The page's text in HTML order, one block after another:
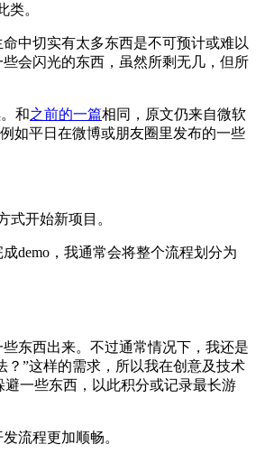
。
中切实有太多东西是不可预计或难以
会闪光的东西，虽然所剩无几，但所
和之前的一篇相同，原文仍来自微软
如平日在微博或朋友圈里发布的一些
式开始新项目。
demo，我通常会将整个流程划分为
东西出来。不过通常情况下，我还是
”这样的需求，所以我在创意及技术
一些东西，以此积分或记录最长游
流程更加顺畅。